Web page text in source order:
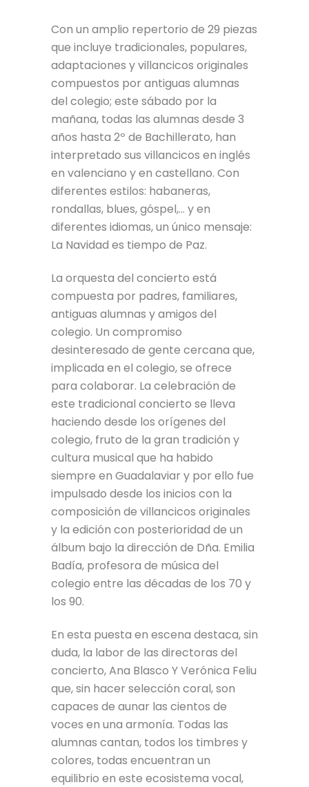
Con un amplio repertorio de 29 piezas
que incluye tradicionales, populares,
adaptaciones y villancicos originales
compuestos por antiguas alumnas
del colegio; este sábado por la
mañana, todas las alumnas desde 3
años hasta 2º de Bachillerato, han
interpretado sus villancicos en inglés
en valenciano y en castellano. Con
diferentes estilos: habaneras,
rondallas, blues, góspel,… y en
diferentes idiomas, un único mensaje:
La Navidad es tiempo de Paz.
La orquesta del concierto está
compuesta por padres, familiares,
antiguas alumnas y amigos del
colegio. Un compromiso
desinteresado de gente cercana que,
implicada en el colegio, se ofrece
para colaborar. La celebración de
este tradicional concierto se lleva
haciendo desde los orígenes del
colegio, fruto de la gran tradición y
cultura musical que ha habido
siempre en Guadalaviar y por ello fue
impulsado desde los inicios con la
composición de villancicos originales
y la edición con posterioridad de un
álbum bajo la dirección de Dña. Emilia
Badía, profesora de música del
colegio entre las décadas de los 70 y
los 90.
En esta puesta en escena destaca, sin
duda, la labor de las directoras del
concierto, Ana Blasco Y Verónica Feliu
que, sin hacer selección coral, son
capaces de aunar las cientos de
voces en una armonía. Todas las
alumnas cantan, todos los timbres y
colores, todas encuentran un
equilibrio en este ecosistema vocal,